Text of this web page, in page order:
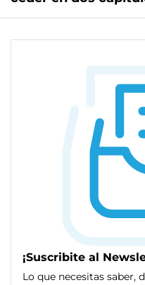
¡Suscribite al
Lo que necesitas saber,